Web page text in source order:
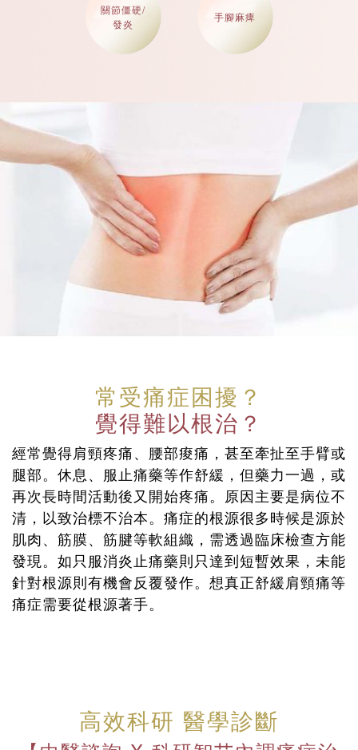
手腳麻痺
關節僵硬/
發炎
常受痛症困擾？
覺得難以根治？
經常覺得肩頸疼痛、腰部痠痛，甚至牽扯至手臂或
腿部。休息、服止痛藥等作舒緩，但藥力一過，或
再次長時間活動後又開始疼痛。原因主要是病位不
清，以致治標不治本。痛症的根源很多時候是源於
肌肉、筋膜、筋腱等軟組織，需透過臨床檢查方能
發現。如只服消炎止痛藥則只達到短暫效果，未能
針對根源則有機會反覆發作。想真正舒緩肩頸痛等
痛症需要從根源著手。
高效科研 醫學診斷